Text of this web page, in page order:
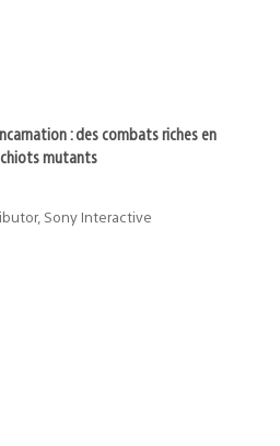
: des combats riches en
mutants
Sony Interactive